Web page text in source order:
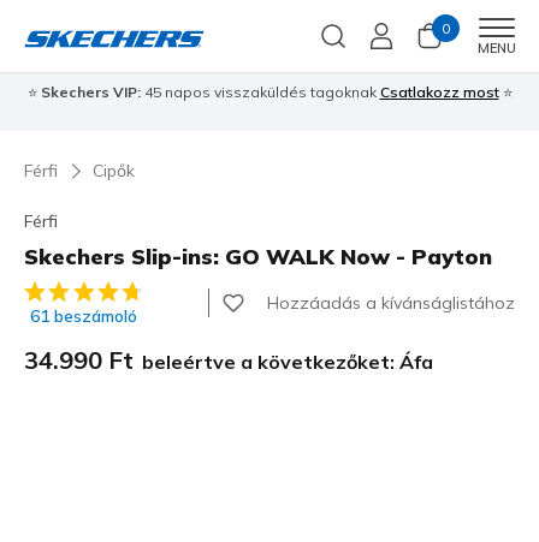
0
MENU
⭐ Skechers VIP:45 napos visszaküldés tagoknak Csatlakozz most⭐
Férfi Cipők
Férfi
Skechers Slip-ins: GO WALK Now - Payton
4,9 az 5-ből ügyfélértékelés
61 beszámoló
Hozzáadás a kívánságlistához
34.990 Ft beleértve a következőket: Áfa